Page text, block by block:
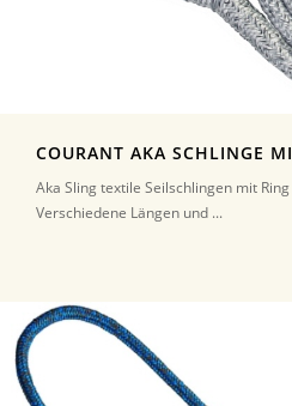
COURANT AKA SCHLINGE
Aka Sling textile Seilschlingen mit
Verschiedene Längen und ...